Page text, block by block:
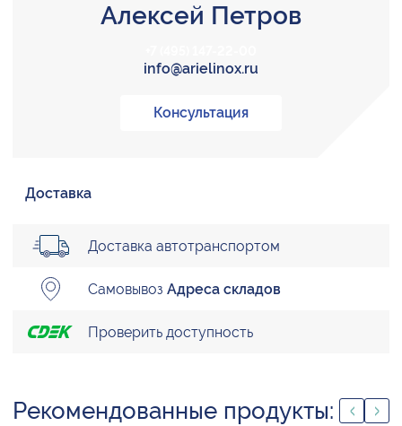
Алексей Петров
info@arielinox.ru
Консультация
Доставка
Доставка автотранспортом
Самовывоз Адреса складов
Проверить доступность
Рекомендованные продукты: